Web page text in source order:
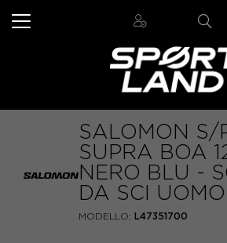
SALOMON S/
SUPRA BOA
NERO BLU -
DA SCI UOMO
MODELLO: L47351700